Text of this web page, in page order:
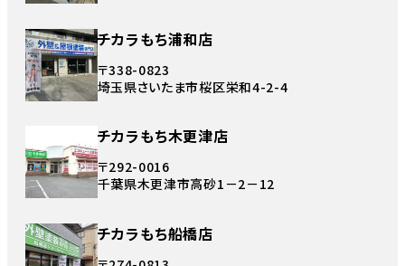
チカラもち浦和店
〒338-0823
埼玉県さいたま市桜区栄和4-2-4
チカラもち木更津店
〒292-0016
千葉県木更津市高砂1－2－12
チカラもち船橋店